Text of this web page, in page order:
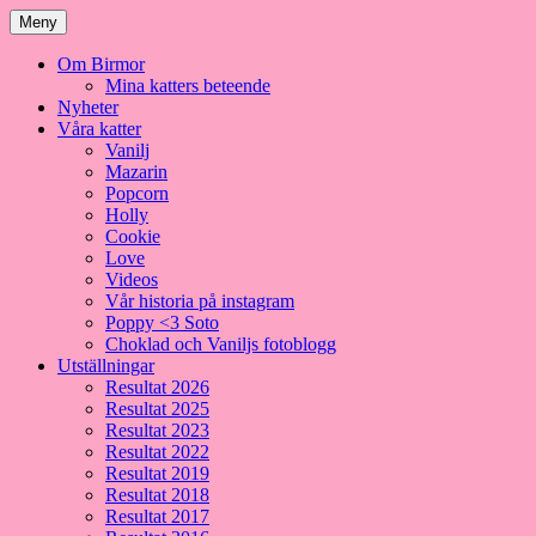
Meny
Om Birmor
Mina katters beteende
Nyheter
Våra katter
Vanilj
Mazarin
Popcorn
Holly
Cookie
Love
Videos
Vår historia på instagram
Poppy <3 Soto
Choklad och Vaniljs fotoblogg
Utställningar
Resultat 2026
Resultat 2025
Resultat 2023
Resultat 2022
Resultat 2019
Resultat 2018
Resultat 2017